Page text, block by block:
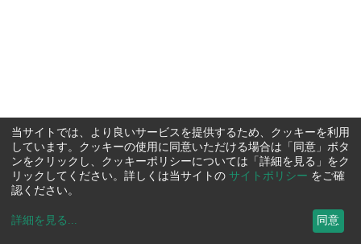
当サイトでは、より良いサービスを提供するため、クッキーを利用
しています。クッキーの使用に同意いただける場合は「同意」ボタ
ンをクリックし、クッキーポリシーについては「詳細を見る」をク
リックしてください。詳しくは当サイトの サイトポリシー をご確
認ください。
詳細を見る ... 同意